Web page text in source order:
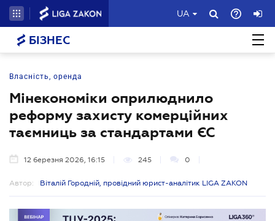
UA
БІЗНЕС
Власність, оренда
Мінекономіки оприлюднило
реформу захисту комерційних
таємниць за стандартами ЄС
12 березня 2026, 16:15 245 0
Автор: Віталій Городній, провідний юрист-аналітик LIGA ZAKON